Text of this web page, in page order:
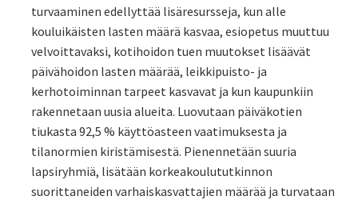
turvaaminen edellyttää lisäresursseja, kun alle
kouluikäisten lasten määrä kasvaa, esiopetus muuttuu
velvoittavaksi, kotihoidon tuen muutokset lisäävät
päivähoidon lasten määrää, leikkipuisto- ja
kerhotoiminnan tarpeet kasvavat ja kun kaupunkiin
rakennetaan uusia alueita. Luovutaan päiväkotien
tiukasta 92,5 % käyttöasteen vaatimuksesta ja
tilanormien kiristämisestä. Pienennetään suuria
lapsiryhmiä, lisätään korkeakoulututkinnon
suorittaneiden varhaiskasvattajien määrää ja turvataan